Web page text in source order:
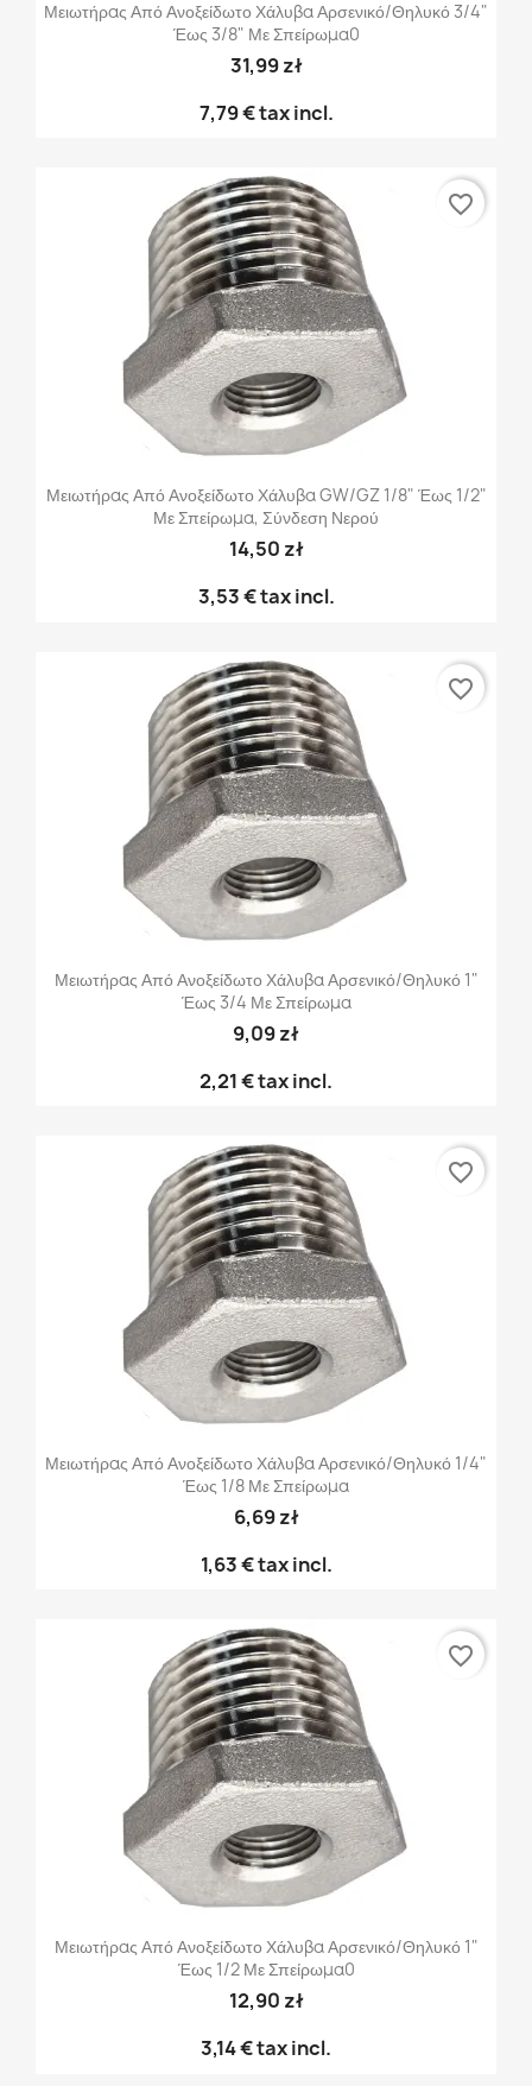
Μειωτήρας Από Ανοξείδωτο Χάλυβα Αρσενικό/θηλυκό 3/4"
Έως 3/8" Με Σπείρωμα0
31,99 zł
7,79 €tax incl.
Μειωτήρας Από Ανοξείδωτο Χάλυβα GW/GZ 1/8" Έως 1/2"
Με Σπείρωμα, Σύνδεση Νερού
14,50 zł
3,53 €tax incl.
favorite_border
Μειωτήρας Από Ανοξείδωτο Χάλυβα Αρσενικό/θηλυκό 1"
Έως 3/4 Με Σπείρωμα
9,09 zł
2,21 €tax incl.
favorite_border
Μειωτήρας Από Ανοξείδωτο Χάλυβα Αρσενικό/θηλυκό 1/4"
Έως 1/8 Με Σπείρωμα
6,69 zł
1,63 €tax incl.
favorite_border
Μειωτήρας Από Ανοξείδωτο Χάλυβα Αρσενικό/θηλυκό 1"
Έως 1/2 Με Σπείρωμα0
12,90 zł
3,14 €tax incl.
favorite_border